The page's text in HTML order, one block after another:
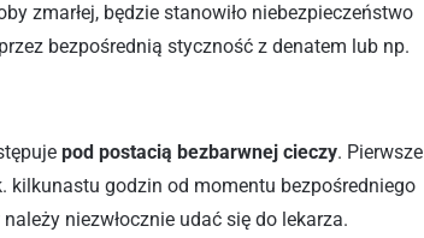
zmarłej, będzie stanowiło niebezpieczeństwo
bezpośrednią styczność z denatem lub np.
pod postacią bezbarwnej cieczy. Pierwsze
kilkunastu godzin od momentu bezpośredniego
niezwłocznie udać się do lekarza.